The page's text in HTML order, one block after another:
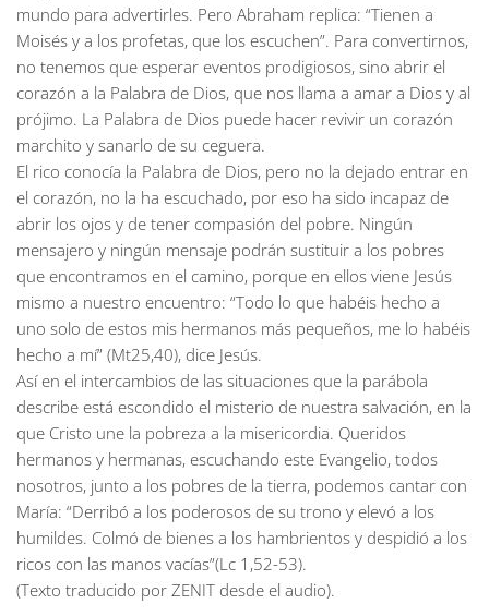
mundo para advertirles. Pero Abraham replica: “Tienen a
Moisés y a los profetas, que los escuchen”. Para convertirnos,
no tenemos que esperar eventos prodigiosos, sino abrir el
corazón a la Palabra de Dios, que nos llama a amar a Dios y al
prójimo. La Palabra de Dios puede hacer revivir un corazón
marchito y sanarlo de su ceguera.
El rico conocía la Palabra de Dios, pero no la dejado entrar en
el corazón, no la ha escuchado, por eso ha sido incapaz de
abrir los ojos y de tener compasión del pobre. Ningún
mensajero y ningún mensaje podrán sustituir a los pobres
que encontramos en el camino, porque en ellos viene Jesús
mismo a nuestro encuentro: “Todo lo que habéis hecho a
uno solo de estos mis hermanos más pequeños, me lo habéis
hecho a mí” (Mt25,40), dice Jesús.
Así en el intercambios de las situaciones que la parábola
describe está escondido el misterio de nuestra salvación, en la
que Cristo une la pobreza a la misericordia. Queridos
hermanos y hermanas, escuchando este Evangelio, todos
nosotros, junto a los pobres de la tierra, podemos cantar con
María: “Derribó a los poderosos de su trono y elevó a los
humildes. Colmó de bienes a los hambrientos y despidió a los
ricos con las manos vacías”(Lc 1,52-53).
(Texto traducido por ZENIT desde el audio).